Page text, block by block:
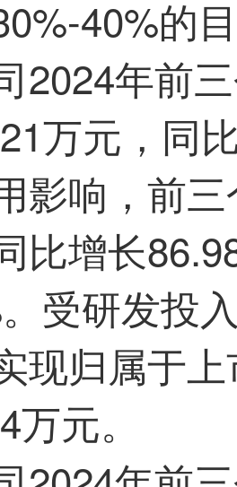
40%的
2024年前
万元，同
影响，前
比增长
受研发投
现归属于
元。